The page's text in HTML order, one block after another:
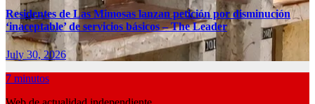
Residentes de Las Mimosas lanzan petición por disminución
‘inaceptable’ de servicios básicos – The Leader
July 30, 2026
7 minutos